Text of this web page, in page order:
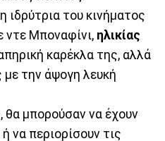
ιδρύτρια του κινήματος
ντε Μποναφίνι, ηλικίας
καρέκλα της, αλλά
με την άψογη λευκή
, θα μπορούσαν να έχουν
να περιορίσουν τις